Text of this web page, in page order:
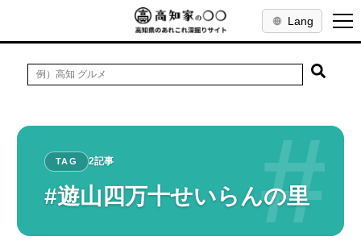
Lang
#
TAG 2記事
#遊山四万十せいらんの里